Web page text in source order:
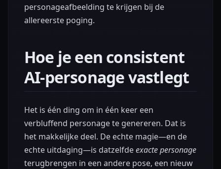
personageafbeelding te krijgen bij de
allereerste poging.
Hoe je een consistent
AI-personage vastlegt
Het is één ding om in één keer een
verbluffend personage te genereren. Dat is
het makkelijke deel. De echte magie—en de
echte uitdaging—is datzelfdeexacte personage
terugbrengen in een andere pose, een nieuw